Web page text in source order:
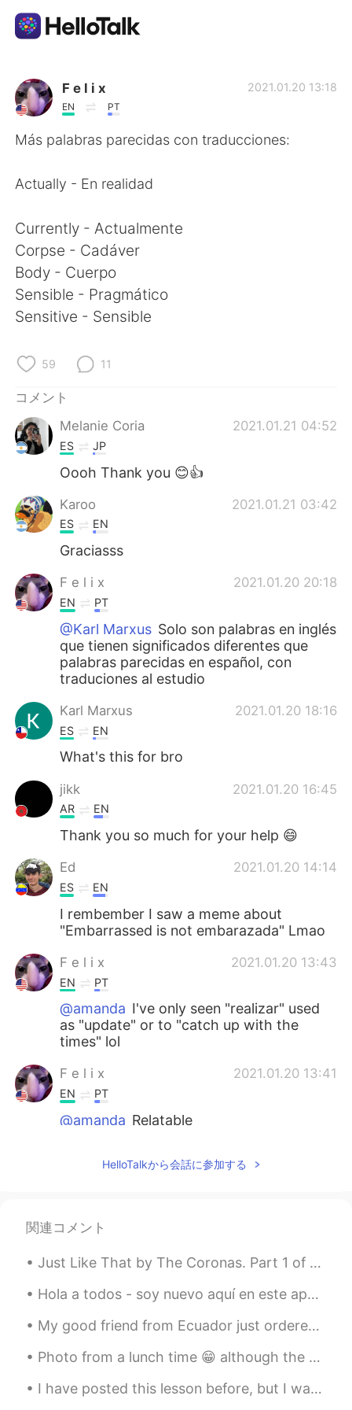
語学交換アプリ
AI Grammar Checker
English 简体中文
繁體中文
العربية Français
Deutsch
Русский
Indonesia
Türkçe Tiếng Việt
Português
F e l i x
EN PT
2021.01.20 13:18
Más palabras parecidas con traducciones:
Actually - En realidad
Currently - Actualmente
Corpse - Cadáver
Body - Cuerpo
Sensible - Pragmático
Sensitive - Sensible
59 11
コメント
Melanie Coria
2021.01.21 04:52
ES JP
Oooh Thank you 😊👍
Karoo 2021.01.21 03:42
ES EN
Graciasss
F e l i x 2021.01.20 20:18
EN PT
@Karl Marxus Solo son palabras en inglés
que tienen significados diferentes que
palabras parecidas en español, con
traduciones al estudio
Karl Marxus 2021.01.20 18:16
ES EN
What's this for bro
jikk 2021.01.20 16:45
AR EN
Thank you so much for your help 😄
Ed 2021.01.20 14:14
ES EN
I rembember I saw a meme about
"Embarrassed is not embarazada" Lmao
F e l i x 2021.01.20 13:43
EN PT
@amanda I've only seen "realizar" used
as "update" or to "catch up with the
times" lol
F e l i x 2021.01.20 13:41
EN PT
@amanda Relatable
JP
EN PT
@amanda b r u h
amanda 2021.01.20 13:37
recordar embarrassed - avergonzado
HelloTalkから会話に参加する
関連コメント
Just Like That by The Coronas. Part 1 of 3. Grab your coat it's time to hit the road I think I ...
Hola a todos - soy nuevo aquí en este app! Estoy decorando el árbol de navidad con mi familia ano...
My good friend from Ecuador just ordered me food from Uber Eats by surprise 😊❤. It was a late bir...
Photo from a lunch time 😁 although the weather looks nice, I kinda wish there's snow everywhere l...
I have posted this lesson before, but I want to post it again with an audio. My next lesson will ...